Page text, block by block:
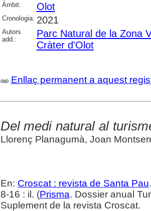
Àmbit: Olot
Cronologia: 2021
Autors
add.:
Parc Natural de la Zona
Cràter d'Olot
Enllaç permanent a aquest
Del medi natural al
Llorenç Planagumà, Joan
En: Croscat : revista de Santa Pau
8-16 : il. (Prisma. Dossier anual
Suplement de la revista Croscat.